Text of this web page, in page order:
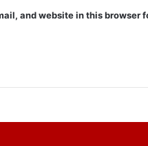
and website in this browser